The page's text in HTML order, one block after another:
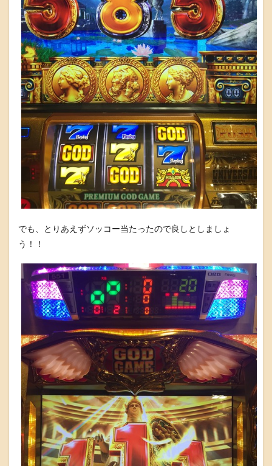
でも、とりあえずソッコー当たったので良しとしましょ
う！！